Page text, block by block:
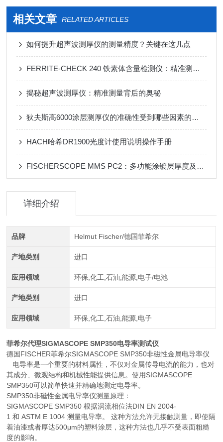
相关文章 RELATED ARTICLES
如何提升超声波测厚仪的测量精度？关键在这几点
FERRITE-CHECK 240 铁素体含量检测仪：精准测量，保障焊接质量
揭秘超声波测厚仪：精准测量背后的奥秘
狄夫斯高6000涂层测厚仪的准确性受到哪些因素的影响？
HACH哈希DR1900光度计使用说明操作手册
FISCHERSCOPE MMS PC2：多功能涂镀层厚度及材料测试系统
详细介绍
品牌 Helmut Fischer/德国菲希尔
产地类别 进口
应用领域 环保,化工,石油,能源,电子/电池
产地类别 进口
应用领域 环保,化工,石油,能源,电子
菲希尔代理SIGMASCOPE SMP350电导率测试仪
德国FISCHER菲希尔SIGMASCOPE SMP350非磁性金属电导率仪
电导率是一个重要的材料属性，不仅对金属传导电流的能力，也对
其成分、微观结构和机械性能提供信息。使用SIGMASCOPE
SMP350可以简单快速并精确地测定电导率。
SMP350非磁性金属电导率仪测量原理：
SIGMASCOPE SMP350 根据涡流相位法DIN EN 2004-
1 和 ASTM E 1004 测量电导率。 这种方法允许无接触测量，即使隔
着油漆或者厚达500μm的塑料涂层，这种方法也几乎不受表面粗糙
度的影响。